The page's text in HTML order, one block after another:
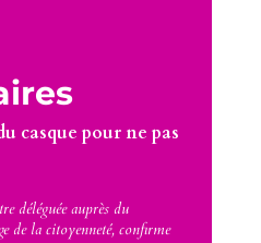
casque pour ne pas
déléguée auprès du
de la citoyenneté, confirme